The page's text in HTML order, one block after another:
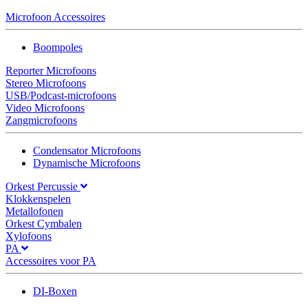
Microfoon Accessoires
Boompoles
Reporter Microfoons
Stereo Microfoons
USB/Podcast-microfoons
Video Microfoons
Zangmicrofoons
Condensator Microfoons
Dynamische Microfoons
Orkest Percussie
Klokkenspelen
Metallofonen
Orkest Cymbalen
Xylofoons
PA
Accessoires voor PA
DI-Boxen